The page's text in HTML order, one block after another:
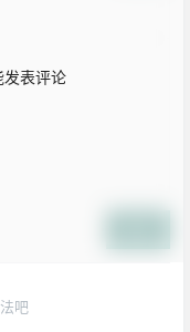
发表评论
吧